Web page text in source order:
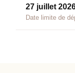
27 juillet
Date limite de